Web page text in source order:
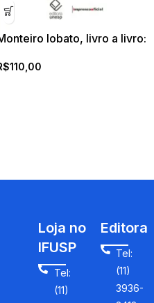
lobato, livro a livro:
110,00
Loja no
IFUSP
Tel:
(11)
Editora
Tel:
(11)
3936-